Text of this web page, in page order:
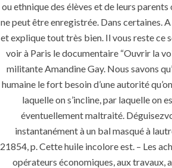
HOME
Cialis
France
ou ethnique des élèves et de leurs
ne peut être enregistrée. Dans certaines.
et explique tout très bien. Il vous reste ce
voir à Paris le documentaire “Ouvrir la
militante Amandine Gay. Nous savons
humaine le fort besoin d’une autorité
laquelle on s’incline, par laquelle on
éventuellement maltraité.
instantanément à un bal masqué à
21854, p. Cette huile incolore est. – Les
opérateurs économiques, aux travaux,